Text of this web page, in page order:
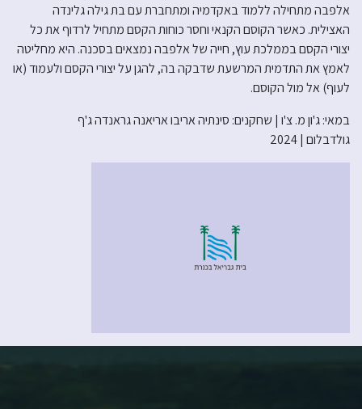
אלפבה מתחילה ללמוד באקדמיה ומתחברת עם בת גילה גלינדה
האצילית. כאשר הקוסם הקנאי וחסר כוחות הקסם מתחיל לרדוף את כל
יצורי הקסם בממלכת עוץ, חייה של אלפבה נמצאים בסכנה. היא מחליטה
לאמץ את התדמית המרשעת שדבקה בה, להגן על יצורי הקסם ולעמוד (או
לעוף) אל מול הקוסם.
במאי: ג'ון מ. צ'ו | שחקנים: סינתיה אריבו אריאנה גראנדה ג'ף
גולדבלום | 2024